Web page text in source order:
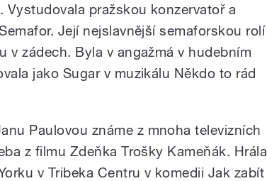
pražskou konzervatoř a
Její nejslavnější semaforskou rolí
v zádech. Byla v angažmá v hudebním
jako Sugar v muzikálu Někdo to rád
Paulovou známe z mnoha televizních
z filmu Zdeňka Trošky Kameňák. Hrála
v Tribeka Centru v komedii Jak zabít